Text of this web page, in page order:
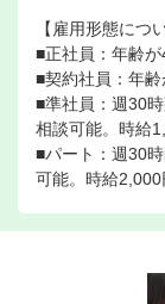
【雇用形態につ
■正社員：年齢が
■契約社員：年齢
■準社員：週30
相談可能。時給
■パート：週30
可能。時給2,000